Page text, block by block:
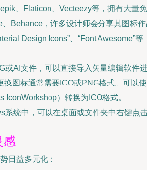
、Flaticon、Vecteezy等，拥有大量
、Behance，许多设计师会分享其图标
Design Icons”、“Font Awesome”
或AI文件，可以直接导入矢量编辑软件
换图标通常需要ICO或PNG格式。可以
IconWorkshop）转换为ICO格式。
系统中，可以在桌面或文件夹中右键点
感
日益多元化：